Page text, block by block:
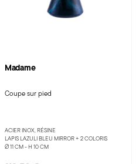
Madame
Coupe sur pied
ACIER INOX, RÉSINE
LAPIS LAZULI BLEU MIRROR + 2 COLORIS
Ø 11 CM - H 10 CM